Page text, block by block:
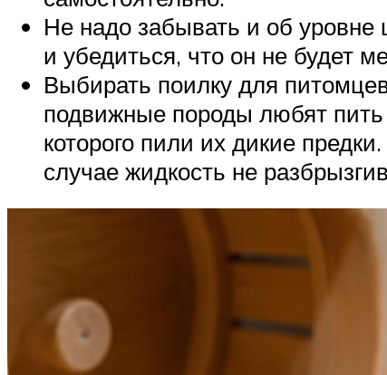
Не надо забывать и об уровне
и убедиться, что он не будет
Выбирать поилку для
подвижные породы любят
которого пили их дикие
случае жидкость не